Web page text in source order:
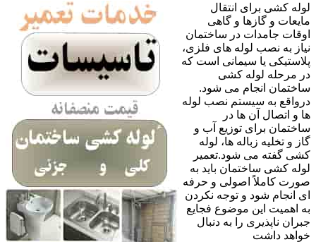
لوله کشی برای انتقال
مایعات و گازها و گاهی
اوقات جامدات در ساختمان
نیاز به نصب لوله های فلزی،
پلاستیکی یا سیمانی است که
در مرحله لوله کشی
ساختمان انجام می شود.
درواقع به سیستم نصب لوله
ها و اتصال آن ها در
ساختمان برای توزیع آب و
گاز و تخلیه زباله ها، لوله
کشی گفته می شود.تعمیر
لوله کشی ساختمان باید به
صورت کاملاً اصولی و حرفه
ای انجام شود و توجه نکردن
به اهمیت این موضوع فجایع
جبران ناپذیری را به دنبال
خواهد داشت